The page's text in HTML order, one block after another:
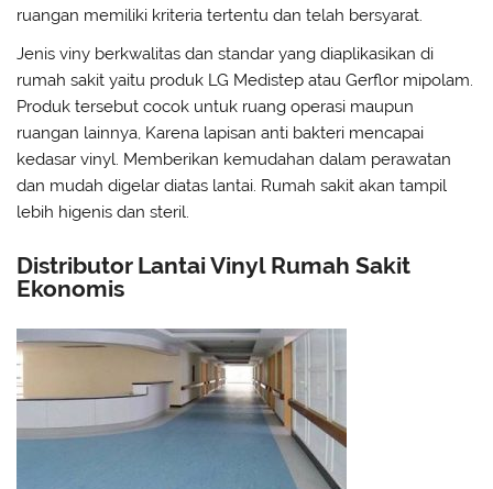
ruangan memiliki kriteria tertentu dan telah bersyarat.
Jenis viny berkwalitas dan standar yang diaplikasikan di
rumah sakit yaitu produk LG Medistep atau Gerflor mipolam.
Produk tersebut cocok untuk ruang operasi maupun
ruangan lainnya, Karena lapisan anti bakteri mencapai
kedasar vinyl. Memberikan kemudahan dalam perawatan
dan mudah digelar diatas lantai. Rumah sakit akan tampil
lebih higenis dan steril.
Distributor Lantai Vinyl Rumah Sakit
Ekonomis